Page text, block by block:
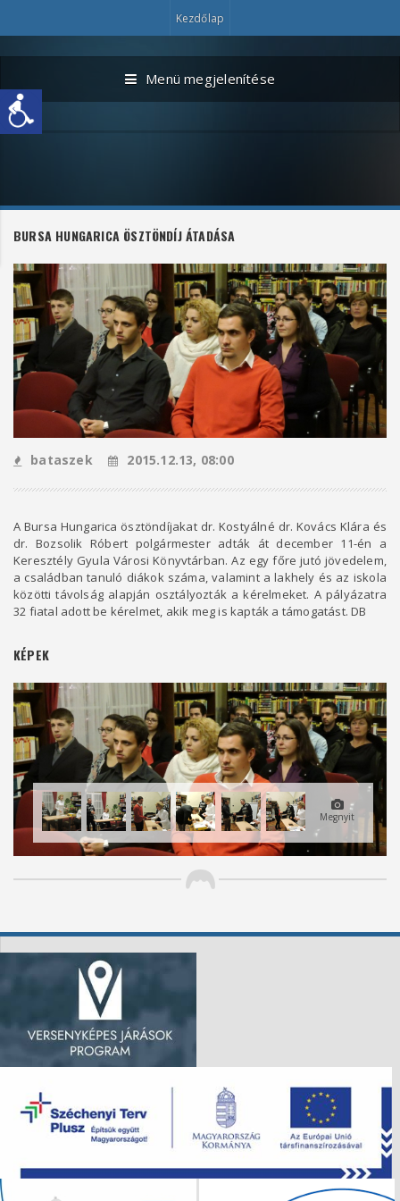
Kezdőlap
Menü megjelenítése
BURSA HUNGARICA ÖSZTÖNDÍJ ÁTADÁSA
bataszek 2015.12.13, 08:00
A Bursa Hungarica ösztöndíjakat dr. Kostyálné dr. Kovács Klára és
dr. Bozsolik Róbert polgármester adták át december 11-én a
Keresztély Gyula Városi Könyvtárban. Az egy főre jutó jövedelem,
a családban tanuló diákok száma, valamint a lakhely és az iskola
közötti távolság alapján osztályozták a kérelmeket. A pályázatra
32 fiatal adott be kérelmet, akik meg is kapták a támogatást. DB ​
KÉPEK
Megnyit